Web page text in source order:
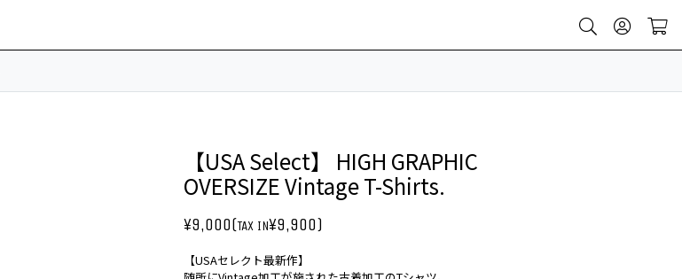
【USA Select】 HIGH GRAPHIC
OVERSIZE Vintage T-Shirts.
¥9,000(TAX IN¥9,900)
【USAセレクト最新作】